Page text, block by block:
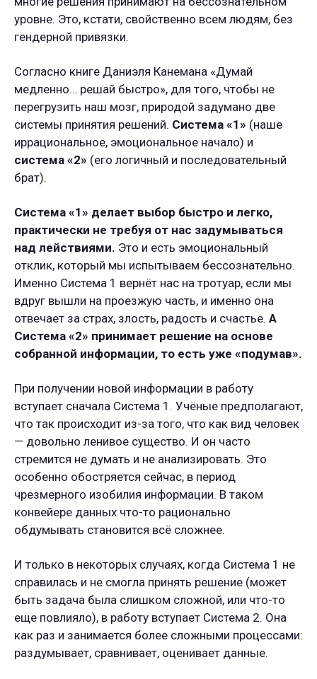
уровне. Это, кстати, свойственно всем людям, без
гендерной привязки.
Согласно книге Даниэля Канемана «Думай
медленно… решай быстро», для того, чтобы не
перегрузить наш мозг, природой задумано две
системы принятия решений. Система «1» (наше
иррациональное, эмоциональное начало) и
система «2» (его логичный и последовательный
брат).
Система «1» делает выбор быстро и легко,
практически не требуя от нас задумываться
над лействиями. Это и есть эмоциональный
отклик, который мы испытываем бессознательно.
Именно Система 1 вернёт нас на тротуар, если мы
вдруг вышли на проезжую часть, и именно она
отвечает за страх, злость, радость и счастье. А
Система «2» принимает решение на основе
собранной информации, то есть уже «подумав».
При получении новой информации в работу
вступает сначала Система 1. Учёные предполагают,
что так происходит из-за того, что как вид человек
— довольно ленивое существо. И он часто
стремится не думать и не анализировать. Это
особенно обостряется сейчас, в период
чрезмерного изобилия информации. В таком
конвейере данных что-то рационально
обдумывать становится всё сложнее.
И только в некоторых случаях, когда Система 1 не
справилась и не смогла принять решение (может
быть задача была слишком сложной, или что-то
еще повлияло), в работу вступает Система 2. Она
как раз и занимается более сложными процессами:
раздумывает, сравнивает, оценивает данные.